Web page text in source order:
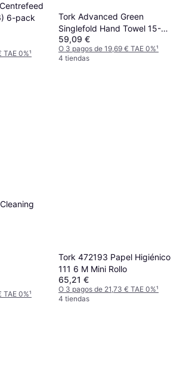
6-pack
TAE 0%¹
Tork Advanced Green
Singlefold Hand Towel 15-
pack
59,09 €
O 3 pagos de 19,69 € TAE 0%¹
4 tiendas
TAE 0%¹
Tork 472193 Papel Higiénico
111 6 M Mini Rollo
65,21 €
O 3 pagos de 21,73 € TAE 0%¹
4 tiendas